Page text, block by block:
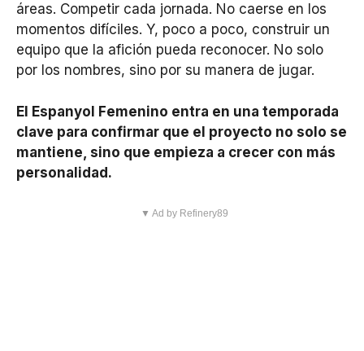
áreas. Competir cada jornada. No caerse en los
momentos difíciles. Y, poco a poco, construir un
equipo que la afición pueda reconocer. No solo
por los nombres, sino por su manera de jugar.
El Espanyol Femenino entra en una temporada
clave para confirmar que el proyecto no solo se
mantiene, sino que empieza a crecer con más
personalidad.
▼ Ad by Refinery89